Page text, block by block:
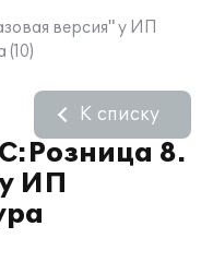
версия" у ИП
8.
ИП
К списку